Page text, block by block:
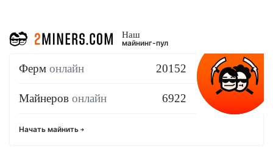
Наш
майнинг-пул
Ферм онлайн 20152
Майнеров онлайн 6922
Начать майнить